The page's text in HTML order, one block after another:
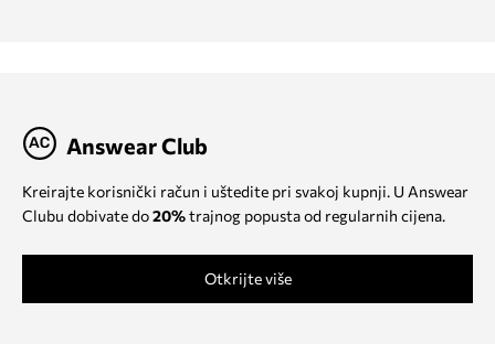
Answear Club
Kreirajte korisnički račun i uštedite pri svakoj kupnji. U Answear
Clubu dobivate do20%trajnog popusta od regularnih cijena.
Otkrijte više